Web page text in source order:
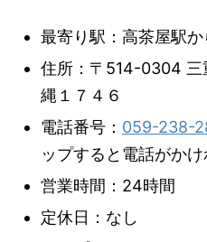
最寄り駅：高茶屋駅
住所：〒514-0304 三
縄１７４６
電話番号： 059-238-
ップすると電話がか
営業時間：24時間
定休日：なし